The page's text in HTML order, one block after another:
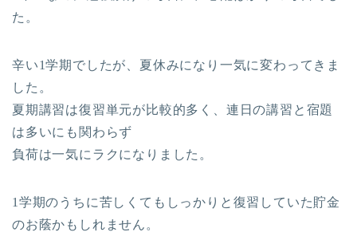
た。
辛い1学期でしたが、夏休みになり一気に変わってきま
した。
夏期講習は復習単元が比較的多く、連日の講習と宿題
は多いにも関わらず
負荷は一気にラクになりました。
1学期のうちに苦しくてもしっかりと復習していた貯金
のお蔭かもしれません。